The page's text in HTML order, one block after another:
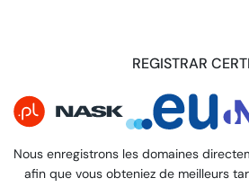
REGISTRAR
Nous enregistrons les domaines
afin que vous obteniez de meilleurs